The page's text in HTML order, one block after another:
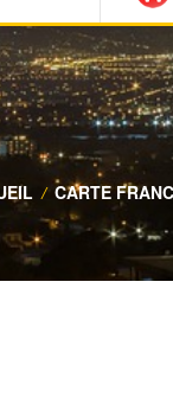
/ CARTE